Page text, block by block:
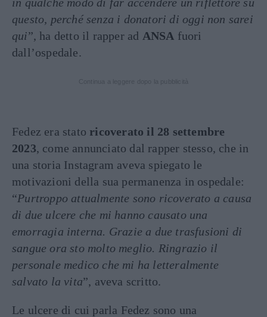
questo, perché senza i donatori di oggi non sarei
qui”, ha detto il rapper ad ANSA fuori
dall’ospedale.
Fedez era stato ricoverato il 28 settembre
2023, come annunciato dal rapper stesso, che in
una storia Instagram aveva spiegato le
motivazioni della sua permanenza in ospedale:
“Purtroppo attualmente sono ricoverato a causa
di due ulcere che mi hanno causato una
emorragia interna. Grazie a due trasfusioni di
sangue ora sto molto meglio. Ringrazio il
personale medico che mi ha letteralmente
salvato la vita”, aveva scritto.
Le ulcere di cui parla Fedez sono una